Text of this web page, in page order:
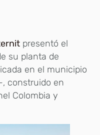
presentó el
su planta de
en el municipio
construido en
Colombia y